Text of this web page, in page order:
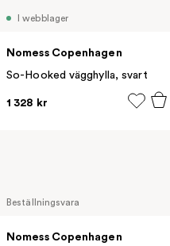
I webblager
Nomess Copenhagen
So-Hooked vägghylla, svart
1 328 kr
Beställningsvara
Nomess Copenhagen